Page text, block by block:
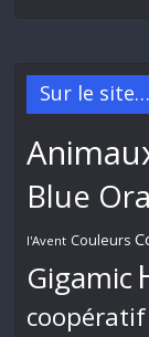
Sur le site…
Blue
l'Avent Couleurs
Gigamic
coopératif